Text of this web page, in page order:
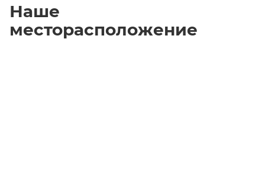
Наше
месторасположение